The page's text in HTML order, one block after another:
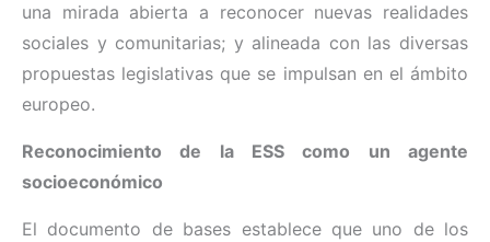
una mirada abierta a reconocer nuevas realidades
sociales y comunitarias; y alineada con las diversas
propuestas legislativas que se impulsan en el ámbito
europeo.
Reconocimiento de la ESS como un agente
socioeconómico
El documento de bases establece que uno de los